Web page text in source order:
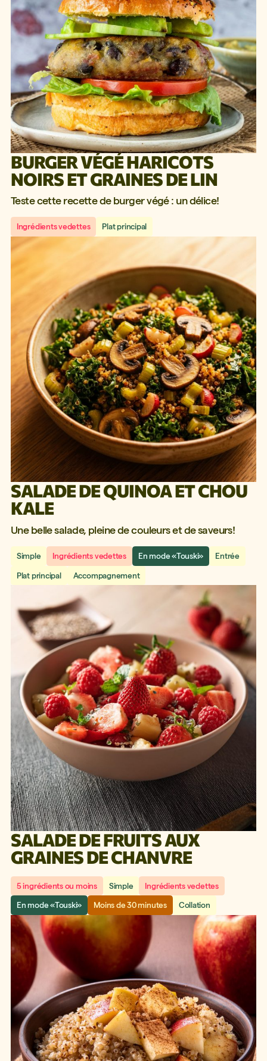
BURGER VÉGÉ HARICOTS
NOIRS ET GRAINES DE LIN
Teste cette recette de burger végé : un délice!
Ingrédients vedettes Plat principal
SALADE DE QUINOA ET CHOU
KALE
Une belle salade, pleine de couleurs et de saveurs!
Simple Ingrédients vedettes En mode «Touski» Entrée
Plat principal Accompagnement
SALADE DE FRUITS AUX
GRAINES DE CHANVRE
5 ingrédients ou moins Simple Ingrédients vedettes
En mode «Touski» Moins de 30 minutes Collation